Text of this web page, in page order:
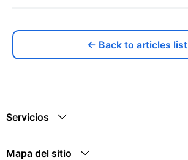
← Back to articles list
Servicios
Mapa del sitio